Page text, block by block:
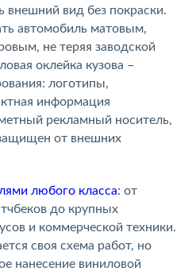
вид без покраски.
автомобиль матовым,
не теряя заводской
оклейка кузова –
логотипы,
информация
рекламный носитель,
от внешних
любого класса: от
до крупных
и коммерческой техники.
своя схема работ, но
нанесение виниловой